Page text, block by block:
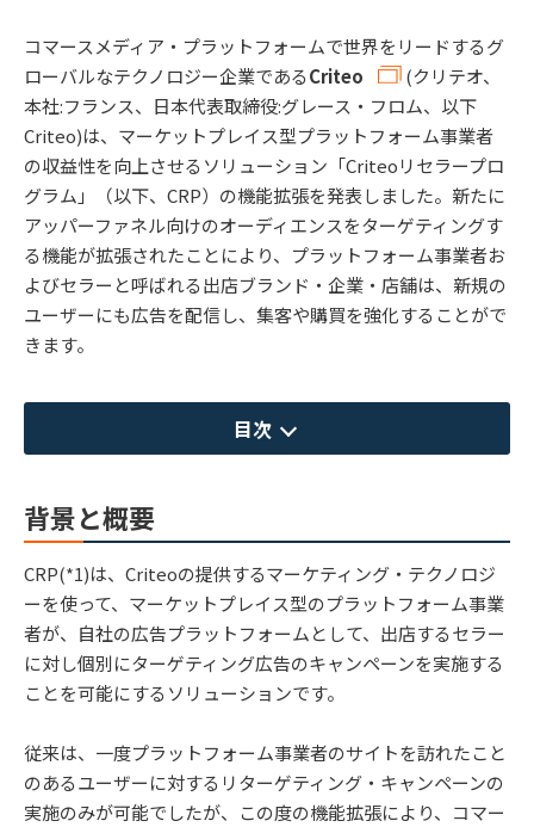
コマースメディア・プラットフォームで世界をリードするグ
ローバルなテクノロジー企業であるCriteo
(クリテオ、
本社:フランス、日本代表取締役:グレース・フロム、以下
Criteo)は、マーケットプレイス型プラットフォーム事業者
の収益性を向上させるソリューション「Criteoリセラープロ
グラム」（以下、CRP）の機能拡張を発表しました。新たに
アッパーファネル向けのオーディエンスをターゲティングす
る機能が拡張されたことにより、プラットフォーム事業者お
よびセラーと呼ばれる出店ブランド・企業・店舗は、新規の
ユーザーにも広告を配信し、集客や購買を強化することがで
きます。
目次
背景と概要
CRP(*1)は、Criteoの提供するマーケティング・テクノロジ
ーを使って、マーケットプレイス型のプラットフォーム事業
者が、自社の広告プラットフォームとして、出店するセラー
に対し個別にターゲティング広告のキャンペーンを実施する
ことを可能にするソリューションです。
従来は、一度プラットフォーム事業者のサイトを訪れたこと
のあるユーザーに対するリターゲティング・キャンペーンの
実施のみが可能でしたが、この度の機能拡張により、コマー